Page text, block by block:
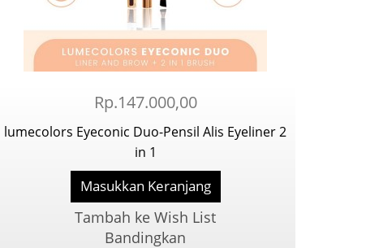
Rp.147.000,00
lumecolors Eyeconic Duo-Pensil Alis Eyeliner 2
in 1
Masukkan Keranjang
Tambah ke Wish List
Bandingkan